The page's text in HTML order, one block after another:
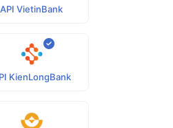
API VietinBank
KienLongBank